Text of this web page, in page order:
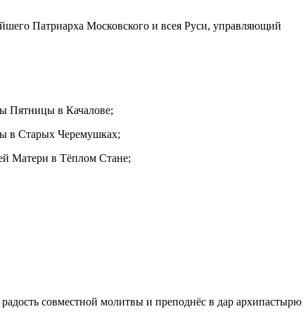
Патриарха Московского и всея Руси, управляющий
Пятницы в Качалове;
в Старых Черемушках;
Матери в Тёплом Стане;
совместной молитвы и преподнёс в дар архипастырю